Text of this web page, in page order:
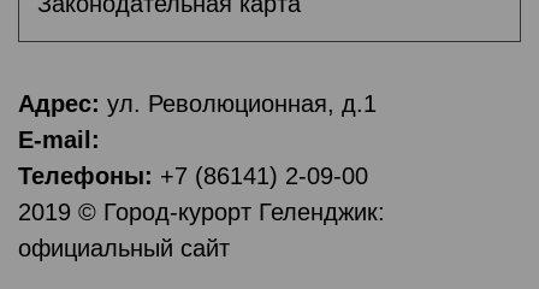
Адрес: ул. Революционная, д.1
E-mail:
Телефоны: +7 (86141) 2-09-00
2019 © Город-курорт Геленджик:
официальный сайт